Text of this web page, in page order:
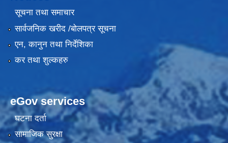
सूचना तथा समाचार
सार्वजनिक खरीद /बोलपत्र सूचना
एन, कानुन तथा निर्देशिका
कर तथा शुल्कहरु
eGov services
घटना दर्ता
सामाजिक सुरक्षा